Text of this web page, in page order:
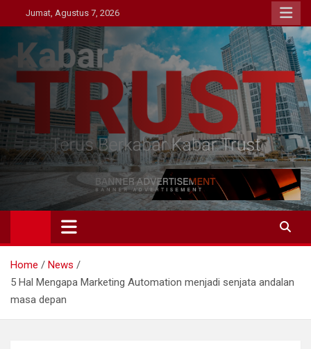
to
content
Jumat, Agustus 7, 2026
Kabar Trust
Terus Berkabar Kabar Trust
Home
News
5 Hal Mengapa Marketing Automation menjadi senjata andalan
masa depan